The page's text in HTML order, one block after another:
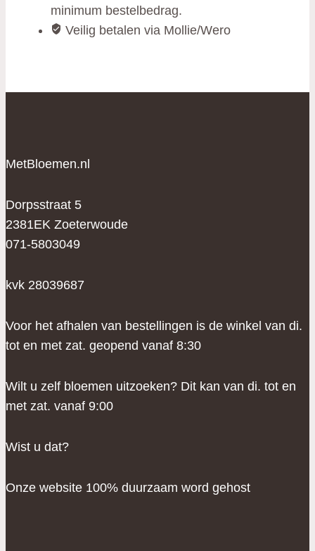
minimum bestelbedrag.
Veilig betalen via Mollie/Wero
MetBloemen.nl
Dorpsstraat 5
2381EK Zoeterwoude
071-5803049
kvk 28039687
Voor het afhalen van bestellingen is de winkel van di.
tot en met zat. geopend vanaf 8:30
Wilt u zelf bloemen uitzoeken? Dit kan van di. tot en
met zat. vanaf 9:00
Wist u dat?
Onze website 100% duurzaam word gehost